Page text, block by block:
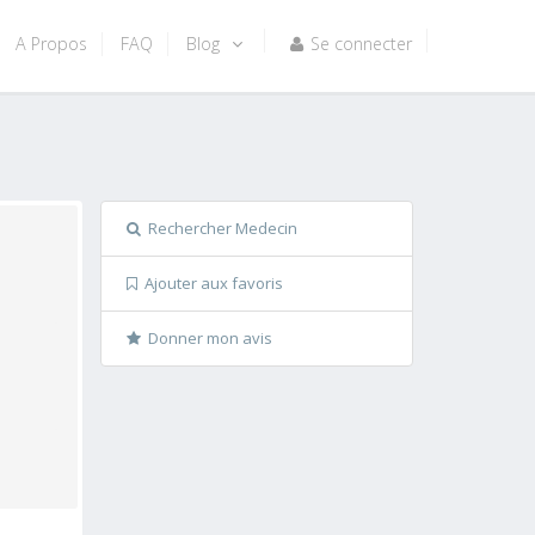
A Propos FAQ Blog Se connecter
Rechercher Medecin
Ajouter aux favoris
Donner mon avis